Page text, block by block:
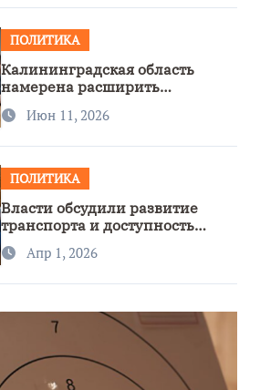
ПОЛИТИКА
Калининградская область
намерена расширить
сотрудничество с Узбекистаном
Июн 11, 2026
ПОЛИТИКА
Власти обсудили развитие
транспорта и доступность
региона
Апр 1, 2026